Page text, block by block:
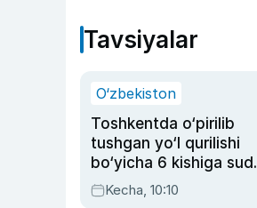
Tavsiyalar
O‘zbekiston
Toshkentda o‘pirilib
tushgan yo‘l qurilishi
bo‘yicha 6 kishiga sud
hukmi o‘qildi
Kecha, 10:10